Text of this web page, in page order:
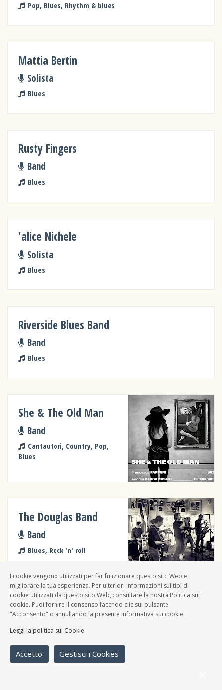
Pop, Blues, Rhythm & blues
Mattia Bertin
Solista
Blues
Rusty Fingers
Band
Blues
'alice Nichele
Solista
Blues
Riverside Blues Band
Band
Blues
She & The Old Man
Band
Cantautori, Country, Pop,
Blues
The Douglas Band
Band
Blues, Rock 'n' roll
Angelo "leadbelly"
Rossi
Solista
I cookie vengono utilizzati per far funzionare questo sito Web e
migliorare la tua esperienza. Per ulteriori informazioni sui tipi di
cookie utilizzati da questo sito Web, consultare la nostra Politica sui
cookie. Puoi fornire il consenso facendo clic sul pulsante
"Acconsento" o annullando la presente informativa sui cookie.
Leggi la politica sui Cookie
Accetto Gestisci i Cookies